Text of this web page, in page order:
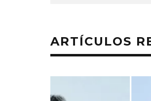
ARTÍCULOS